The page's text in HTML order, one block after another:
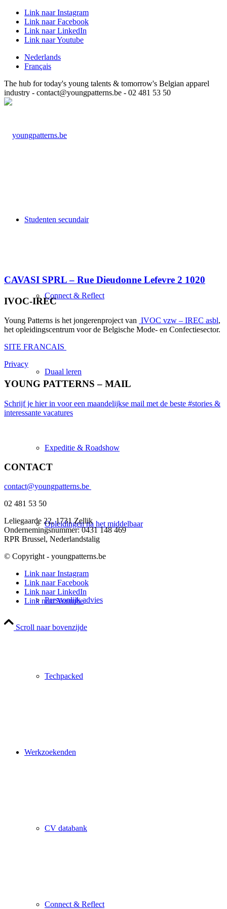
Link naar Instagram
Link naar Facebook
Link naar LinkedIn
Link naar Youtube
Nederlands
Français
The hub for today's young talents & tomorrow's Belgian apparel
industry - contact@youngpatterns.be - 02 481 53 50
Studenten secundair
Connect & Reflect
Duaal leren
Expeditie & Roadshow
Opleidingen na het middelbaar
Persoonlijk advies
Techpacked
Werkzoekenden
CV databank
Connect & Reflect
CAVASI SPRL – Rue Dieudonne Lefevre 2 1020
IVOC-IREC
Young Patterns is het jongerenproject van IVOC vzw – IREC asbl,
het opleidingscentrum voor de Belgische Mode- en Confectiesector.
SITE FRANCAIS
Privacy
YOUNG PATTERNS – MAIL
Schrijf je hier in voor een maandelijkse mail met de beste #stories &
interessante vacatures
CONTACT
contact@youngpatterns.be
02 481 53 50
Leliegaarde 22, 1731 Zellik
Ondernemingsnummer: 0431 148 469
RPR Brussel, Nederlandstalig
© Copyright - youngpatterns.be
Link naar Instagram
Link naar Facebook
Link naar LinkedIn
Link naar Youtube
Scroll naar bovenzijde